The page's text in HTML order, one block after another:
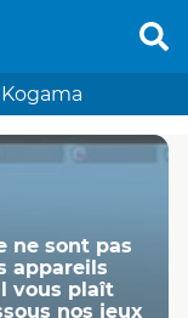
Kogama
ne ​​sont pas
appareils
vous plaît
nos jeux